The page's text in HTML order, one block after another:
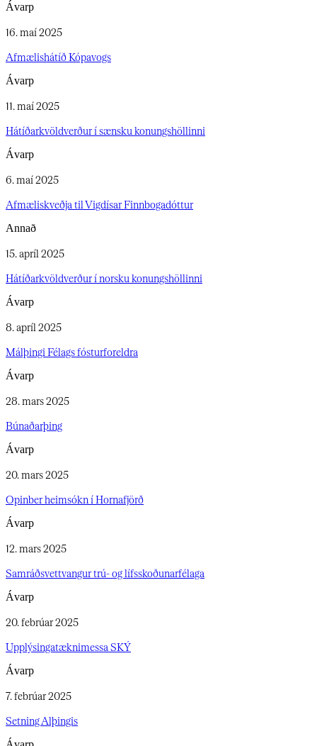
Ávarp
16. maí 2025
Afmælishátíð Kópavogs​​​​‌ ‍ ​‍​‍‌‍ ‌ ​‍‌‍‍‌‌‍‌ ‌‍‍‌‌‍ ‍​‍​‍​ ‍‍​‍​‍‌ ​ ‌‍​‌‌‍ ‍‌‍‍‌‌ ‌​‌ ‍‌​‍ ‍‌‍‍‌‌‍ ​‍​‍​‍ ​​‍​‍‌‍‍​‌ ​‍‌‍‌‌‌‍‌‍​‍​‍​ ‍‍​‍​‍‌‍‍​‌ ‌​‌ ‌​‌ ​​‌ ​ ​‍ ​‍ ‌‍‌‍‌‍ ‌ ​‍‌ ​ ‌‍‌‌‌ ‌​‌‍‍‌​‍ ‌‌‍‍‌‌ ​ ‌‍ ​‌‍​‌‌‍ ‍‌‍‌​‌ ​ ​‍ ‍‌ ‌‍‌‍‌‌‌ ​‍‌‍​ ‌‍‌‌‌‍ ​​‍ ‍‌‍​‌‌ ​​‌ ​​​‍ ‌ ​ ‌ ‌​‌ ‌‌‌‍‌​‌‍‍‌‌‍ ​‍ ‌‍‍‌‌‍ ‍‌ ‌​‌‍‌‌‌‍ ‍‌ ‌​​‍ ‌‍‌‌‌‍‌​‌‍‍‌‌ ‌​​‍ ‌‍ ‌‌‍ ‌‍‌​‌‍‌‌​ ‌‌ ​​‌ ​‍‌‍‌‌‌ ​ ‌‍‌‌‌‍ ‍‌ ‌​‌‍​‌‌ ‌​‌‍‍‌‌‍ ‌‍ ‍​ ‍ ‌‍‍‌‌‍‌​​ ‌​ ​‌​ ‌‍​ ​‍‌‍​ ‌‍​ ​ ‌​​ ​‌​ ‌ ​‍ ‌​ ‌‌​ ​‌​ ​‌‌‍​‍​‍ ‌​ ‌​​ ‌‍‌‍‌‍‌‍​ ​‍ ‌‌‍​‍​ ​​​ ‌‍​ ​‌​‍ ‌​ ‌ ​ ‍​‌‍​‌​ ‍‌‌‍​‍​ ‌‌‌‍‌​‌‍‌​​ ‌‌​ ‌ ‌‍​‍‌‍‌‍​ ‍ ‌ ‌​‌ ‍‌‌ ​​‌‍‌‌​ ‌‌ ​ ‌ ​​‌‍‌‌‌‍‌‌‌‍​ ‌‍‍​​ ‍ ‌ ​​‌‍​‌‌ ‌​‌‍‍​​ ‌‌ ‌​‌‍‍‌‌ ‌​‌‍ ​‌‍‌‌​ ‌‍​‍‌‍​‌‌ ​ ‌‍‌‌‌‌‌‌‌ ​‍‌‍ ​​ ‌‌‍‍​‌ ‌​‌ ‌​‌ ​​‌ ​ ​‍‌‌​ ​‍‌​‌‍​‍‌‌​ ​‍‌​‌‍‌‍‌‍‌‍ ‌ ​‍‌ ​ ‌‍‌‌‌ ‌​‌‍‍‌​‍ ‌‌‍‍‌‌ ​ ‌‍ ​‌‍​‌‌‍ ‍‌‍‌​‌ ​ ​‍ ‍‌ ‌‍‌‍‌‌‌ ​‍‌‍​ ‌‍‌‌‌‍ ​​‍ ‍‌‍​‌‌ ​​‌ ​​​‍‌‌​ ​‍‌​‌‍‌ ​ ‌ ‌​‌ ‌‌‌‍‌​‌‍‍‌‌‍ ​‍‌‍‌‍‍‌‌‍‌​​ ‌​ ​‌​ ‌‍​ ​‍‌‍​ ‌‍​ ​ ‌​​ ​‌​ ‌ ​‍ ‌​ ‌‌​ ​‌​ ​‌‌‍​‍​‍ ‌​ ‌​​ ‌‍‌‍‌‍‌‍​ ​‍ ‌‌‍​‍​ ​​​ ‌‍​ ​‌​‍ ‌​ ‌ ​ ‍​‌‍​‌​ ‍‌‌‍​‍​ ‌‌‌‍‌​‌‍‌​​ ‌‌​ ‌ ‌‍​‍‌‍‌‍​‍‌‍‌ ‌​‌ ‍‌‌ ​​‌‍‌‌​ ‌‌ ​ ‌ ​​‌‍‌‌‌‍‌‌‌‍​ ‌‍‍​​‍‌‍‌ ​​‌‍​‌‌ ‌​‌‍‍​​ ‌‌ ‌​‌‍‍‌‌ ‌​‌‍ ​‌‍‌‌​‍‌‍‌ ​​‌‍‌‌‌ ​‍‌ ​ ‌ ​​‌‍‌‌‌‍​ ‌ ‌​‌‍‍‌‌ ‌‍‌‍‌‌​ ‌‌ ​​‌ ‌‌‌‍​‍‌‍ ​‌‍‍‌‌ ​ ‌‍‍​‌‍‌‌‌‍‌​​‍​‍‌ ‌
Ávarp
11. maí 2025
Hátíðarkvöldverður í sænsku konungshöllinni​​​​‌ ‍ ​‍​‍‌‍ ‌ ​‍‌‍‍‌‌‍‌ ‌‍‍‌‌‍ ‍​‍​‍​ ‍‍​‍​‍‌ ​ ‌‍​‌‌‍ ‍‌‍‍‌‌ ‌​‌ ‍‌​‍ ‍‌‍‍‌‌‍ ​‍​‍​‍ ​​‍​‍‌‍‍​‌ ​‍‌‍‌‌‌‍‌‍​‍​‍​ ‍‍​‍​‍‌‍‍​‌ ‌​‌ ‌​‌ ​​‌ ​ ​‍ ​‍ ‌‍‌‍‌‍ ‌ ​‍‌ ​ ‌‍‌‌‌ ‌​‌‍‍‌​‍ ‌‌‍‍‌‌ ​ ‌‍ ​‌‍​‌‌‍ ‍‌‍‌​‌ ​ ​‍ ‍‌ ‌‍‌‍‌‌‌ ​‍‌‍​ ‌‍‌‌‌‍ ​​‍ ‍‌‍​‌‌ ​​‌ ​​​‍ ‌ ​ ‌ ‌​‌ ‌‌‌‍‌​‌‍‍‌‌‍ ​‍ ‌‍‍‌‌‍ ‍‌ ‌​‌‍‌‌‌‍ ‍‌ ‌​​‍ ‌‍‌‌‌‍‌​‌‍‍‌‌ ‌​​‍ ‌‍ ‌‌‍ ‌‍‌​‌‍‌‌​ ‌‌ ​​‌ ​‍‌‍‌‌‌ ​ ‌‍‌‌‌‍ ‍‌ ‌​‌‍​‌‌ ‌​‌‍‍‌‌‍ ‌‍ ‍​ ‍ ‌‍‍‌‌‍‌​​ ‌‌‍‌‍​ ​​​ ‍​​ ‌ ​ ​ ‌‍​‌​ ‌ ​ ‍​​‍ ‌‌‍‌​​ ‌‌​ ​‌​ ‌‍​‍ ‌​ ‌​​ ‌ ‌‍​‌​ ‌​​‍ ‌‌‍​‌​ ​‌‌‍​‍‌‍​‌​‍ ‌​ ​‍‌‍‌‌​ ​‌‌‍​ ​ ‌‌‌‍​‍‌‍‌​​ ​ ‌‍‌​​ ​​‌‍‌​‌‍​‌​ ‍ ‌ ‌​‌ ‍‌‌ ​​‌‍‌‌​ ‌‌ ​ ‌ ​​‌‍‌‌‌‍‌‌‌‍​ ‌‍‍​​ ‍ ‌ ​​‌‍​‌‌ ‌​‌‍‍​​ ‌‌ ‌​‌‍‍‌‌ ‌​‌‍ ​‌‍‌‌​ ‌‍​‍‌‍​‌‌ ​ ‌‍‌‌‌‌‌‌‌ ​‍‌‍ ​​ ‌‌‍‍​‌ ‌​‌ ‌​‌ ​​‌ ​ ​‍‌‌​ ​‍‌​‌‍​‍‌‌​ ​‍‌​‌‍‌‍‌‍‌‍ ‌ ​‍‌ ​ ‌‍‌‌‌ ‌​‌‍‍‌​‍ ‌‌‍‍‌‌ ​ ‌‍ ​‌‍​‌‌‍ ‍‌‍‌​‌ ​ ​‍ ‍‌ ‌‍‌‍‌‌‌ ​‍‌‍​ ‌‍‌‌‌‍ ​​‍ ‍‌‍​‌‌ ​​‌ ​​​‍‌‌​ ​‍‌​‌‍‌ ​ ‌ ‌​‌ ‌‌‌‍‌​‌‍‍‌‌‍ ​‍‌‍‌‍‍‌‌‍‌​​ ‌‌‍‌‍​ ​​​ ‍​​ ‌ ​ ​ ‌‍​‌​ ‌ ​ ‍​​‍ ‌‌‍‌​​ ‌‌​ ​‌​ ‌‍​‍ ‌​ ‌​​ ‌ ‌‍​‌​ ‌​​‍ ‌‌‍​‌​ ​‌‌‍​‍‌‍​‌​‍ ‌​ ​‍‌‍‌‌​ ​‌‌‍​ ​ ‌‌‌‍​‍‌‍‌​​ ​ ‌‍‌​​ ​​‌‍‌​‌‍​‌​‍‌‍‌ ‌​‌ ‍‌‌ ​​‌‍‌‌​ ‌‌ ​ ‌ ​​‌‍‌‌‌‍‌‌‌‍​ ‌‍‍​​‍‌‍‌ ​​‌‍​‌‌ ‌​‌‍‍​​ ‌‌ ‌​‌‍‍‌‌ ‌​‌‍ ​‌‍‌‌​‍‌‍‌ ​​‌‍‌‌‌ ​‍‌ ​ ‌ ​​‌‍‌‌‌‍​ ‌ ‌​‌‍‍‌‌ ‌‍‌‍‌‌​ ‌‌ ​​‌ ‌‌‌‍​‍‌‍ ​‌‍‍‌‌ ​ ‌‍‍​‌‍‌‌‌‍‌​​‍​‍‌ ‌
Ávarp
6. maí 2025
Afmæliskveðja til Vigdísar Finnbogadóttur​​​​‌ ‍ ​‍​‍‌‍ ‌ ​‍‌‍‍‌‌‍‌ ‌‍‍‌‌‍ ‍​‍​‍​ ‍‍​‍​‍‌ ​ ‌‍​‌‌‍ ‍‌‍‍‌‌ ‌​‌ ‍‌​‍ ‍‌‍‍‌‌‍ ​‍​‍​‍ ​​‍​‍‌‍‍​‌ ​‍‌‍‌‌‌‍‌‍​‍​‍​ ‍‍​‍​‍‌‍‍​‌ ‌​‌ ‌​‌ ​​‌ ​ ​‍ ​‍ ‌‍‌‍‌‍ ‌ ​‍‌ ​ ‌‍‌‌‌ ‌​‌‍‍‌​‍ ‌‌‍‍‌‌ ​ ‌‍ ​‌‍​‌‌‍ ‍‌‍‌​‌ ​ ​‍ ‍‌ ‌‍‌‍‌‌‌ ​‍‌‍​ ‌‍‌‌‌‍ ​​‍ ‍‌‍​‌‌ ​​‌ ​​​‍ ‌ ​ ‌ ‌​‌ ‌‌‌‍‌​‌‍‍‌‌‍ ​‍ ‌‍‍‌‌‍ ‍‌ ‌​‌‍‌‌‌‍ ‍‌ ‌​​‍ ‌‍‌‌‌‍‌​‌‍‍‌‌ ‌​​‍ ‌‍ ‌‌‍ ‌‍‌​‌‍‌‌​ ‌‌ ​​‌ ​‍‌‍‌‌‌ ​ ‌‍‌‌‌‍ ‍‌ ‌​‌‍​‌‌ ‌​‌‍‍‌‌‍ ‌‍ ‍​ ‍ ‌‍‍‌‌‍‌​​ ‌‌‍‌‌​ ​‍​ ​‍​ ​​‌‍​ ‌‍‌‌​ ‌​​ ‌​​‍ ‌​ ‌​‌‍‌‍‌‍‌‌​ ​‍​‍ ‌​ ‌​‌‍​ ​ ‌‍​ ‌‍​‍ ‌​ ‍‌‌‍‌​‌‍​‌‌‍‌​​‍ ‌​ ​ ‌‍‌‌‌‍​ ‌‍‌​‌‍​‍​ ‍​​ ​​‌‍‌‌​ ‌ ‌‍‌​‌‍‌‍‌‍‌‍​ ‍ ‌ ‌​‌ ‍‌‌ ​​‌‍‌‌​ ‌‌ ​ ‌ ​​‌‍‌‌‌‍‌‌‌‍​ ‌‍‍​​ ‍ ‌ ​​‌‍​‌‌ ‌​‌‍‍​​ ‌‌ ‌​‌‍‍‌‌ ‌​‌‍ ​‌‍‌‌​ ‌‍​‍‌‍​‌‌ ​ ‌‍‌‌‌‌‌‌‌ ​‍‌‍ ​​ ‌‌‍‍​‌ ‌​‌ ‌​‌ ​​‌ ​ ​‍‌‌​ ​‍‌​‌‍​‍‌‌​ ​‍‌​‌‍‌‍‌‍‌‍ ‌ ​‍‌ ​ ‌‍‌‌‌ ‌​‌‍‍‌​‍ ‌‌‍‍‌‌ ​ ‌‍ ​‌‍​‌‌‍ ‍‌‍‌​‌ ​ ​‍ ‍‌ ‌‍‌‍‌‌‌ ​‍‌‍​ ‌‍‌‌‌‍ ​​‍ ‍‌‍​‌‌ ​​‌ ​​​‍‌‌​ ​‍‌​‌‍‌ ​ ‌ ‌​‌ ‌‌‌‍‌​‌‍‍‌‌‍ ​‍‌‍‌‍‍‌‌‍‌​​ ‌‌‍‌‌​ ​‍​ ​‍​ ​​‌‍​ ‌‍‌‌​ ‌​​ ‌​​‍ ‌​ ‌​‌‍‌‍‌‍‌‌​ ​‍​‍ ‌​ ‌​‌‍​ ​ ‌‍​ ‌‍​‍ ‌​ ‍‌‌‍‌​‌‍​‌‌‍‌​​‍ ‌​ ​ ‌‍‌‌‌‍​ ‌‍‌​‌‍​‍​ ‍​​ ​​‌‍‌‌​ ‌ ‌‍‌​‌‍‌‍‌‍‌‍​‍‌‍‌ ‌​‌ ‍‌‌ ​​‌‍‌‌​ ‌‌ ​ ‌ ​​‌‍‌‌‌‍‌‌‌‍​ ‌‍‍​​‍‌‍‌ ​​‌‍​‌‌ ‌​‌‍‍​​ ‌‌ ‌​‌‍‍‌‌ ‌​‌‍ ​‌‍‌‌​‍‌‍‌ ​​‌‍‌‌‌ ​‍‌ ​ ‌ ​​‌‍‌‌‌‍​ ‌ ‌​‌‍‍‌‌ ‌‍‌‍‌‌​ ‌‌ ​​‌ ‌‌‌‍​‍‌‍ ​‌‍‍‌‌ ​ ‌‍‍​‌‍‌‌‌‍‌​​‍​‍‌ ‌
Annað
15. apríl 2025
Hátíðarkvöldverður í norsku konungshöllinni​​​​‌ ‍ ​‍​‍‌‍ ‌ ​‍‌‍‍‌‌‍‌ ‌‍‍‌‌‍ ‍​‍​‍​ ‍‍​‍​‍‌ ​ ‌‍​‌‌‍ ‍‌‍‍‌‌ ‌​‌ ‍‌​‍ ‍‌‍‍‌‌‍ ​‍​‍​‍ ​​‍​‍‌‍‍​‌ ​‍‌‍‌‌‌‍‌‍​‍​‍​ ‍‍​‍​‍‌‍‍​‌ ‌​‌ ‌​‌ ​​‌ ​ ​‍ ​‍ ‌‍‌‍‌‍ ‌ ​‍‌ ​ ‌‍‌‌‌ ‌​‌‍‍‌​‍ ‌‌‍‍‌‌ ​ ‌‍ ​‌‍​‌‌‍ ‍‌‍‌​‌ ​ ​‍ ‍‌ ‌‍‌‍‌‌‌ ​‍‌‍​ ‌‍‌‌‌‍ ​​‍ ‍‌‍​‌‌ ​​‌ ​​​‍ ‌ ​ ‌ ‌​‌ ‌‌‌‍‌​‌‍‍‌‌‍ ​‍ ‌‍‍‌‌‍ ‍‌ ‌​‌‍‌‌‌‍ ‍‌ ‌​​‍ ‌‍‌‌‌‍‌​‌‍‍‌‌ ‌​​‍ ‌‍ ‌‌‍ ‌‍‌​‌‍‌‌​ ‌‌ ​​‌ ​‍‌‍‌‌‌ ​ ‌‍‌‌‌‍ ‍‌ ‌​‌‍​‌‌ ‌​‌‍‍‌‌‍ ‌‍ ‍​ ‍ ‌‍‍‌‌‍‌​​ ‌‌‍‌​​ ‌​​ ​‌​ ​‌​ ‍‌​ ​ ‌‍‌‍​ ‌ ​‍ ‌‌‍​ ​ ​ ​ ​‍​ ​ ​‍ ‌​ ‌​‌‍​‍​ ‌​‌‍​‌​‍ ‌​ ‍‌​ ‌ ‌‍‌‍​ ​​​‍ ‌​ ‌‌​ ‍‌‌‍‌​​ ​‌​ ​‌‌‍​‌​ ‌​​ ​‍‌‍‌‍​ ‌ ‌‍‌‍​ ‍‌​ ‍ ‌ ‌​‌ ‍‌‌ ​​‌‍‌‌​ ‌‌ ​ ‌ ​​‌‍‌‌‌‍‌‌‌‍​ ‌‍‍​​ ‍ ‌ ​​‌‍​‌‌ ‌​‌‍‍​​ ‌‌ ‌​‌‍‍‌‌ ‌​‌‍ ​‌‍‌‌​ ‌‍​‍‌‍​‌‌ ​ ‌‍‌‌‌‌‌‌‌ ​‍‌‍ ​​ ‌‌‍‍​‌ ‌​‌ ‌​‌ ​​‌ ​ ​‍‌‌​ ​‍‌​‌‍​‍‌‌​ ​‍‌​‌‍‌‍‌‍‌‍ ‌ ​‍‌ ​ ‌‍‌‌‌ ‌​‌‍‍‌​‍ ‌‌‍‍‌‌ ​ ‌‍ ​‌‍​‌‌‍ ‍‌‍‌​‌ ​ ​‍ ‍‌ ‌‍‌‍‌‌‌ ​‍‌‍​ ‌‍‌‌‌‍ ​​‍ ‍‌‍​‌‌ ​​‌ ​​​‍‌‌​ ​‍‌​‌‍‌ ​ ‌ ‌​‌ ‌‌‌‍‌​‌‍‍‌‌‍ ​‍‌‍‌‍‍‌‌‍‌​​ ‌‌‍‌​​ ‌​​ ​‌​ ​‌​ ‍‌​ ​ ‌‍‌‍​ ‌ ​‍ ‌‌‍​ ​ ​ ​ ​‍​ ​ ​‍ ‌​ ‌​‌‍​‍​ ‌​‌‍​‌​‍ ‌​ ‍‌​ ‌ ‌‍‌‍​ ​​​‍ ‌​ ‌‌​ ‍‌‌‍‌​​ ​‌​ ​‌‌‍​‌​ ‌​​ ​‍‌‍‌‍​ ‌ ‌‍‌‍​ ‍‌​‍‌‍‌ ‌​‌ ‍‌‌ ​​‌‍‌‌​ ‌‌ ​ ‌ ​​‌‍‌‌‌‍‌‌‌‍​ ‌‍‍​​‍‌‍‌ ​​‌‍​‌‌ ‌​‌‍‍​​ ‌‌ ‌​‌‍‍‌‌ ‌​‌‍ ​‌‍‌‌​‍‌‍‌ ​​‌‍‌‌‌ ​‍‌ ​ ‌ ​​‌‍‌‌‌‍​ ‌ ‌​‌‍‍‌‌ ‌‍‌‍‌‌​ ‌‌ ​​‌ ‌‌‌‍​‍‌‍ ​‌‍‍‌‌ ​ ‌‍‍​‌‍‌‌‌‍‌​​‍​‍‌ ‌
Ávarp
8. apríl 2025
Málþingi Félags fósturforeldra​​​​‌ ‍ ​‍​‍‌‍ ‌ ​‍‌‍‍‌‌‍‌ ‌‍‍‌‌‍ ‍​‍​‍​ ‍‍​‍​‍‌ ​ ‌‍​‌‌‍ ‍‌‍‍‌‌ ‌​‌ ‍‌​‍ ‍‌‍‍‌‌‍ ​‍​‍​‍ ​​‍​‍‌‍‍​‌ ​‍‌‍‌‌‌‍‌‍​‍​‍​ ‍‍​‍​‍‌‍‍​‌ ‌​‌ ‌​‌ ​​‌ ​ ​‍ ​‍ ‌‍‌‍‌‍ ‌ ​‍‌ ​ ‌‍‌‌‌ ‌​‌‍‍‌​‍ ‌‌‍‍‌‌ ​ ‌‍ ​‌‍​‌‌‍ ‍‌‍‌​‌ ​ ​‍ ‍‌ ‌‍‌‍‌‌‌ ​‍‌‍​ ‌‍‌‌‌‍ ​​‍ ‍‌‍​‌‌ ​​‌ ​​​‍ ‌ ​ ‌ ‌​‌ ‌‌‌‍‌​‌‍‍‌‌‍ ​‍ ‌‍‍‌‌‍ ‍‌ ‌​‌‍‌‌‌‍ ‍‌ ‌​​‍ ‌‍‌‌‌‍‌​‌‍‍‌‌ ‌​​‍ ‌‍ ‌‌‍ ‌‍‌​‌‍‌‌​ ‌‌ ​​‌ ​‍‌‍‌‌‌ ​ ‌‍‌‌‌‍ ‍‌ ‌​‌‍​‌‌ ‌​‌‍‍‌‌‍ ‌‍ ‍​ ‍ ‌‍‍‌‌‍‌​​ ‌​ ​‌​ ‍​‌‍‌‌‌‍‌‍‌‍​ ​ ​​‌‍‌‍‌‍‌‌​‍ ‌‌‍​ ‌‍​‌​ ‍​‌‍​‌​‍ ‌​ ‌​‌‍​‍​ ‍‌‌‍​ ​‍ ‌‌‍​‍​ ​‍‌‍‌​‌‍​‌​‍ ‌​ ​‍​ ‌‌​ ​ ‌‍​ ‌‍‌‍​ ‌‍​ ‌​‌‍​‍‌‍​‍‌‍​‌‌‍‌‍​ ‌‌​ ‍ ‌ ‌​‌ ‍‌‌ ​​‌‍‌‌​ ‌‌ ​ ‌ ​​‌‍‌‌‌‍‌‌‌‍​ ‌‍‍​​ ‍ ‌ ​​‌‍​‌‌ ‌​‌‍‍​​ ‌‌ ‌​‌‍‍‌‌ ‌​‌‍ ​‌‍‌‌​ ‌‍​‍‌‍​‌‌ ​ ‌‍‌‌‌‌‌‌‌ ​‍‌‍ ​​ ‌‌‍‍​‌ ‌​‌ ‌​‌ ​​‌ ​ ​‍‌‌​ ​‍‌​‌‍​‍‌‌​ ​‍‌​‌‍‌‍‌‍‌‍ ‌ ​‍‌ ​ ‌‍‌‌‌ ‌​‌‍‍‌​‍ ‌‌‍‍‌‌ ​ ‌‍ ​‌‍​‌‌‍ ‍‌‍‌​‌ ​ ​‍ ‍‌ ‌‍‌‍‌‌‌ ​‍‌‍​ ‌‍‌‌‌‍ ​​‍ ‍‌‍​‌‌ ​​‌ ​​​‍‌‌​ ​‍‌​‌‍‌ ​ ‌ ‌​‌ ‌‌‌‍‌​‌‍‍‌‌‍ ​‍‌‍‌‍‍‌‌‍‌​​ ‌​ ​‌​ ‍​‌‍‌‌‌‍‌‍‌‍​ ​ ​​‌‍‌‍‌‍‌‌​‍ ‌‌‍​ ‌‍​‌​ ‍​‌‍​‌​‍ ‌​ ‌​‌‍​‍​ ‍‌‌‍​ ​‍ ‌‌‍​‍​ ​‍‌‍‌​‌‍​‌​‍ ‌​ ​‍​ ‌‌​ ​ ‌‍​ ‌‍‌‍​ ‌‍​ ‌​‌‍​‍‌‍​‍‌‍​‌‌‍‌‍​ ‌‌​‍‌‍‌ ‌​‌ ‍‌‌ ​​‌‍‌‌​ ‌‌ ​ ‌ ​​‌‍‌‌‌‍‌‌‌‍​ ‌‍‍​​‍‌‍‌ ​​‌‍​‌‌ ‌​‌‍‍​​ ‌‌ ‌​‌‍‍‌‌ ‌​‌‍ ​‌‍‌‌​‍‌‍‌ ​​‌‍‌‌‌ ​‍‌ ​ ‌ ​​‌‍‌‌‌‍​ ‌ ‌​‌‍‍‌‌ ‌‍‌‍‌‌​ ‌‌ ​​‌ ‌‌‌‍​‍‌‍ ​‌‍‍‌‌ ​ ‌‍‍​‌‍‌‌‌‍‌​​‍​‍‌ ‌
Ávarp
28. mars 2025
Búnaðarþing​​​​‌ ‍ ​‍​‍‌‍ ‌ ​‍‌‍‍‌‌‍‌ ‌‍‍‌‌‍ ‍​‍​‍​ ‍‍​‍​‍‌ ​ ‌‍​‌‌‍ ‍‌‍‍‌‌ ‌​‌ ‍‌​‍ ‍‌‍‍‌‌‍ ​‍​‍​‍ ​​‍​‍‌‍‍​‌ ​‍‌‍‌‌‌‍‌‍​‍​‍​ ‍‍​‍​‍‌‍‍​‌ ‌​‌ ‌​‌ ​​‌ ​ ​‍ ​‍ ‌‍‌‍‌‍ ‌ ​‍‌ ​ ‌‍‌‌‌ ‌​‌‍‍‌​‍ ‌‌‍‍‌‌ ​ ‌‍ ​‌‍​‌‌‍ ‍‌‍‌​‌ ​ ​‍ ‍‌ ‌‍‌‍‌‌‌ ​‍‌‍​ ‌‍‌‌‌‍ ​​‍ ‍‌‍​‌‌ ​​‌ ​​​‍ ‌ ​ ‌ ‌​‌ ‌‌‌‍‌​‌‍‍‌‌‍ ​‍ ‌‍‍‌‌‍ ‍‌ ‌​‌‍‌‌‌‍ ‍‌ ‌​​‍ ‌‍‌‌‌‍‌​‌‍‍‌‌ ‌​​‍ ‌‍ ‌‌‍ ‌‍‌​‌‍‌‌​ ‌‌ ​​‌ ​‍‌‍‌‌‌ ​ ‌‍‌‌‌‍ ‍‌ ‌​‌‍​‌‌ ‌​‌‍‍‌‌‍ ‌‍ ‍​ ‍ ‌‍‍‌‌‍‌​​ ‌​ ​ ​ ​ ‌‍‌‍‌‍​‌‌‍‌​​ ​‍‌‍‌​​ ‍​​‍ ‌​ ‌‌​ ‌​​ ​‍​ ​‌​‍ ‌​ ‌​​ ‌‌‌‍‌‌​ ​‌​‍ ‌​ ‍​​ ​‍​ ​​​ ‌​​‍ ‌​ ​‍​ ​ ​ ​​​ ‌​‌‍‌​‌‍‌​​ ​​​ ‌ ‌‍​‌​ ​‍‌‍‌​​ ​‍​ ‍ ‌ ‌​‌ ‍‌‌ ​​‌‍‌‌​ ‌‌ ​ ‌ ​​‌‍‌‌‌‍‌‌‌‍​ ‌‍‍​​ ‍ ‌ ​​‌‍​‌‌ ‌​‌‍‍​​ ‌‌ ‌​‌‍‍‌‌ ‌​‌‍ ​‌‍‌‌​ ‌‍​‍‌‍​‌‌ ​ ‌‍‌‌‌‌‌‌‌ ​‍‌‍ ​​ ‌‌‍‍​‌ ‌​‌ ‌​‌ ​​‌ ​ ​‍‌‌​ ​‍‌​‌‍​‍‌‌​ ​‍‌​‌‍‌‍‌‍‌‍ ‌ ​‍‌ ​ ‌‍‌‌‌ ‌​‌‍‍‌​‍ ‌‌‍‍‌‌ ​ ‌‍ ​‌‍​‌‌‍ ‍‌‍‌​‌ ​ ​‍ ‍‌ ‌‍‌‍‌‌‌ ​‍‌‍​ ‌‍‌‌‌‍ ​​‍ ‍‌‍​‌‌ ​​‌ ​​​‍‌‌​ ​‍‌​‌‍‌ ​ ‌ ‌​‌ ‌‌‌‍‌​‌‍‍‌‌‍ ​‍‌‍‌‍‍‌‌‍‌​​ ‌​ ​ ​ ​ ‌‍‌‍‌‍​‌‌‍‌​​ ​‍‌‍‌​​ ‍​​‍ ‌​ ‌‌​ ‌​​ ​‍​ ​‌​‍ ‌​ ‌​​ ‌‌‌‍‌‌​ ​‌​‍ ‌​ ‍​​ ​‍​ ​​​ ‌​​‍ ‌​ ​‍​ ​ ​ ​​​ ‌​‌‍‌​‌‍‌​​ ​​​ ‌ ‌‍​‌​ ​‍‌‍‌​​ ​‍​‍‌‍‌ ‌​‌ ‍‌‌ ​​‌‍‌‌​ ‌‌ ​ ‌ ​​‌‍‌‌‌‍‌‌‌‍​ ‌‍‍​​‍‌‍‌ ​​‌‍​‌‌ ‌​‌‍‍​​ ‌‌ ‌​‌‍‍‌‌ ‌​‌‍ ​‌‍‌‌​‍‌‍‌ ​​‌‍‌‌‌ ​‍‌ ​ ‌ ​​‌‍‌‌‌‍​ ‌ ‌​‌‍‍‌‌ ‌‍‌‍‌‌​ ‌‌ ​​‌ ‌‌‌‍​‍‌‍ ​‌‍‍‌‌ ​ ‌‍‍​‌‍‌‌‌‍‌​​‍​‍‌ ‌
Ávarp
20. mars 2025
Opinber heimsókn í Hornafjörð​​​​‌ ‍ ​‍​‍‌‍ ‌ ​‍‌‍‍‌‌‍‌ ‌‍‍‌‌‍ ‍​‍​‍​ ‍‍​‍​‍‌ ​ ‌‍​‌‌‍ ‍‌‍‍‌‌ ‌​‌ ‍‌​‍ ‍‌‍‍‌‌‍ ​‍​‍​‍ ​​‍​‍‌‍‍​‌ ​‍‌‍‌‌‌‍‌‍​‍​‍​ ‍‍​‍​‍‌‍‍​‌ ‌​‌ ‌​‌ ​​‌ ​ ​‍ ​‍ ‌‍‌‍‌‍ ‌ ​‍‌ ​ ‌‍‌‌‌ ‌​‌‍‍‌​‍ ‌‌‍‍‌‌ ​ ‌‍ ​‌‍​‌‌‍ ‍‌‍‌​‌ ​ ​‍ ‍‌ ‌‍‌‍‌‌‌ ​‍‌‍​ ‌‍‌‌‌‍ ​​‍ ‍‌‍​‌‌ ​​‌ ​​​‍ ‌ ​ ‌ ‌​‌ ‌‌‌‍‌​‌‍‍‌‌‍ ​‍ ‌‍‍‌‌‍ ‍‌ ‌​‌‍‌‌‌‍ ‍‌ ‌​​‍ ‌‍‌‌‌‍‌​‌‍‍‌‌ ‌​​‍ ‌‍ ‌‌‍ ‌‍‌​‌‍‌‌​ ‌‌ ​​‌ ​‍‌‍‌‌‌ ​ ‌‍‌‌‌‍ ‍‌ ‌​‌‍​‌‌ ‌​‌‍‍‌‌‍ ‌‍ ‍​ ‍ ‌‍‍‌‌‍‌​​ ‌‌‍​‌‌‍​‌​ ‍​​ ​​​ ‌​‌‍​ ‌‍‌‍​ ​​​‍ ‌​ ​​​ ​‍​ ‌‍​ ​‍​‍ ‌​ ‌​​ ​‍​ ‍​​ ‌​​‍ ‌​ ‍​‌‍‌​‌‍​‌​ ​‌​‍ ‌​ ​‌‌‍​‌‌‍​‌‌‍‌‌​ ​‌​ ​‌​ ​​​ ​ ​ ‍​‌‍​‍​ ‍​​ ​‍​ ‍ ‌ ‌​‌ ‍‌‌ ​​‌‍‌‌​ ‌‌ ​ ‌ ​​‌‍‌‌‌‍‌‌‌‍​ ‌‍‍​​ ‍ ‌ ​​‌‍​‌‌ ‌​‌‍‍​​ ‌‌ ‌​‌‍‍‌‌ ‌​‌‍ ​‌‍‌‌​ ‌‍​‍‌‍​‌‌ ​ ‌‍‌‌‌‌‌‌‌ ​‍‌‍ ​​ ‌‌‍‍​‌ ‌​‌ ‌​‌ ​​‌ ​ ​‍‌‌​ ​‍‌​‌‍​‍‌‌​ ​‍‌​‌‍‌‍‌‍‌‍ ‌ ​‍‌ ​ ‌‍‌‌‌ ‌​‌‍‍‌​‍ ‌‌‍‍‌‌ ​ ‌‍ ​‌‍​‌‌‍ ‍‌‍‌​‌ ​ ​‍ ‍‌ ‌‍‌‍‌‌‌ ​‍‌‍​ ‌‍‌‌‌‍ ​​‍ ‍‌‍​‌‌ ​​‌ ​​​‍‌‌​ ​‍‌​‌‍‌ ​ ‌ ‌​‌ ‌‌‌‍‌​‌‍‍‌‌‍ ​‍‌‍‌‍‍‌‌‍‌​​ ‌‌‍​‌‌‍​‌​ ‍​​ ​​​ ‌​‌‍​ ‌‍‌‍​ ​​​‍ ‌​ ​​​ ​‍​ ‌‍​ ​‍​‍ ‌​ ‌​​ ​‍​ ‍​​ ‌​​‍ ‌​ ‍​‌‍‌​‌‍​‌​ ​‌​‍ ‌​ ​‌‌‍​‌‌‍​‌‌‍‌‌​ ​‌​ ​‌​ ​​​ ​ ​ ‍​‌‍​‍​ ‍​​ ​‍​‍‌‍‌ ‌​‌ ‍‌‌ ​​‌‍‌‌​ ‌‌ ​ ‌ ​​‌‍‌‌‌‍‌‌‌‍​ ‌‍‍​​‍‌‍‌ ​​‌‍​‌‌ ‌​‌‍‍​​ ‌‌ ‌​‌‍‍‌‌ ‌​‌‍ ​‌‍‌‌​‍‌‍‌ ​​‌‍‌‌‌ ​‍‌ ​ ‌ ​​‌‍‌‌‌‍​ ‌ ‌​‌‍‍‌‌ ‌‍‌‍‌‌​ ‌‌ ​​‌ ‌‌‌‍​‍‌‍ ​‌‍‍‌‌ ​ ‌‍‍​‌‍‌‌‌‍‌​​‍​‍‌ ‌
Ávarp
12. mars 2025
Samráðsvettvangur trú- og lífsskoðunarfélaga​​​​‌ ‍ ​‍​‍‌‍ ‌ ​‍‌‍‍‌‌‍‌ ‌‍‍‌‌‍ ‍​‍​‍​ ‍‍​‍​‍‌ ​ ‌‍​‌‌‍ ‍‌‍‍‌‌ ‌​‌ ‍‌​‍ ‍‌‍‍‌‌‍ ​‍​‍​‍ ​​‍​‍‌‍‍​‌ ​‍‌‍‌‌‌‍‌‍​‍​‍​ ‍‍​‍​‍‌‍‍​‌ ‌​‌ ‌​‌ ​​‌ ​ ​‍ ​‍ ‌‍‌‍‌‍ ‌ ​‍‌ ​ ‌‍‌‌‌ ‌​‌‍‍‌​‍ ‌‌‍‍‌‌ ​ ‌‍ ​‌‍​‌‌‍ ‍‌‍‌​‌ ​ ​‍ ‍‌ ‌‍‌‍‌‌‌ ​‍‌‍​ ‌‍‌‌‌‍ ​​‍ ‍‌‍​‌‌ ​​‌ ​​​‍ ‌ ​ ‌ ‌​‌ ‌‌‌‍‌​‌‍‍‌‌‍ ​‍ ‌‍‍‌‌‍ ‍‌ ‌​‌‍‌‌‌‍ ‍‌ ‌​​‍ ‌‍‌‌‌‍‌​‌‍‍‌‌ ‌​​‍ ‌‍ ‌‌‍ ‌‍‌​‌‍‌‌​ ‌‌ ​​‌ ​‍‌‍‌‌‌ ​ ‌‍‌‌‌‍ ‍‌ ‌​‌‍​‌‌ ‌​‌‍‍‌‌‍ ‌‍ ‍​ ‍ ‌‍‍‌‌‍‌​​ ‌​ ​ ‌‍​‍‌‍‌‌​ ‌ ​ ‌‍‌‍‌‌‌‍​‍​ ‌‌​‍ ‌​ ‍​​ ​ ‌‍​‍​ ​‍​‍ ‌​ ‌​​ ‌‍​ ‍​​ ‌‍​‍ ‌​ ‍​​ ‍‌‌‍‌​​ ‌‌​‍ ‌​ ‍​​ ​‍​ ​‌​ ​​​ ‍‌​ ‌​‌‍​ ​ ​‌​ ‌​‌‍‌‍‌‍​‌‌‍​‍​ ‍ ‌ ‌​‌ ‍‌‌ ​​‌‍‌‌​ ‌‌ ​ ‌ ​​‌‍‌‌‌‍‌‌‌‍​ ‌‍‍​​ ‍ ‌ ​​‌‍​‌‌ ‌​‌‍‍​​ ‌‌ ‌​‌‍‍‌‌ ‌​‌‍ ​‌‍‌‌​ ‌‍​‍‌‍​‌‌ ​ ‌‍‌‌‌‌‌‌‌ ​‍‌‍ ​​ ‌‌‍‍​‌ ‌​‌ ‌​‌ ​​‌ ​ ​‍‌‌​ ​‍‌​‌‍​‍‌‌​ ​‍‌​‌‍‌‍‌‍‌‍ ‌ ​‍‌ ​ ‌‍‌‌‌ ‌​‌‍‍‌​‍ ‌‌‍‍‌‌ ​ ‌‍ ​‌‍​‌‌‍ ‍‌‍‌​‌ ​ ​‍ ‍‌ ‌‍‌‍‌‌‌ ​‍‌‍​ ‌‍‌‌‌‍ ​​‍ ‍‌‍​‌‌ ​​‌ ​​​‍‌‌​ ​‍‌​‌‍‌ ​ ‌ ‌​‌ ‌‌‌‍‌​‌‍‍‌‌‍ ​‍‌‍‌‍‍‌‌‍‌​​ ‌​ ​ ‌‍​‍‌‍‌‌​ ‌ ​ ‌‍‌‍‌‌‌‍​‍​ ‌‌​‍ ‌​ ‍​​ ​ ‌‍​‍​ ​‍​‍ ‌​ ‌​​ ‌‍​ ‍​​ ‌‍​‍ ‌​ ‍​​ ‍‌‌‍‌​​ ‌‌​‍ ‌​ ‍​​ ​‍​ ​‌​ ​​​ ‍‌​ ‌​‌‍​ ​ ​‌​ ‌​‌‍‌‍‌‍​‌‌‍​‍​‍‌‍‌ ‌​‌ ‍‌‌ ​​‌‍‌‌​ ‌‌ ​ ‌ ​​‌‍‌‌‌‍‌‌‌‍​ ‌‍‍​​‍‌‍‌ ​​‌‍​‌‌ ‌​‌‍‍​​ ‌‌ ‌​‌‍‍‌‌ ‌​‌‍ ​‌‍‌‌​‍‌‍‌ ​​‌‍‌‌‌ ​‍‌ ​ ‌ ​​‌‍‌‌‌‍​ ‌ ‌​‌‍‍‌‌ ‌‍‌‍‌‌​ ‌‌ ​​‌ ‌‌‌‍​‍‌‍ ​‌‍‍‌‌ ​ ‌‍‍​‌‍‌‌‌‍‌​​‍​‍‌ ‌
Ávarp
20. febrúar 2025
Upplýsingatæknimessa SKÝ​​​​‌ ‍ ​‍​‍‌‍ ‌ ​‍‌‍‍‌‌‍‌ ‌‍‍‌‌‍ ‍​‍​‍​ ‍‍​‍​‍‌ ​ ‌‍​‌‌‍ ‍‌‍‍‌‌ ‌​‌ ‍‌​‍ ‍‌‍‍‌‌‍ ​‍​‍​‍ ​​‍​‍‌‍‍​‌ ​‍‌‍‌‌‌‍‌‍​‍​‍​ ‍‍​‍​‍‌‍‍​‌ ‌​‌ ‌​‌ ​​‌ ​ ​‍ ​‍ ‌‍‌‍‌‍ ‌ ​‍‌ ​ ‌‍‌‌‌ ‌​‌‍‍‌​‍ ‌‌‍‍‌‌ ​ ‌‍ ​‌‍​‌‌‍ ‍‌‍‌​‌ ​ ​‍ ‍‌ ‌‍‌‍‌‌‌ ​‍‌‍​ ‌‍‌‌‌‍ ​​‍ ‍‌‍​‌‌ ​​‌ ​​​‍ ‌ ​ ‌ ‌​‌ ‌‌‌‍‌​‌‍‍‌‌‍ ​‍ ‌‍‍‌‌‍ ‍‌ ‌​‌‍‌‌‌‍ ‍‌ ‌​​‍ ‌‍‌‌‌‍‌​‌‍‍‌‌ ‌​​‍ ‌‍ ‌‌‍ ‌‍‌​‌‍‌‌​ ‌‌ ​​‌ ​‍‌‍‌‌‌ ​ ‌‍‌‌‌‍ ‍‌ ‌​‌‍​‌‌ ‌​‌‍‍‌‌‍ ‌‍ ‍​ ‍ ‌‍‍‌‌‍‌​​ ‌‌‍‌‌​ ‍‌​ ​ ​ ‌ ​ ​‍​ ‌ ‌‍‌‌​ ​​​‍ ‌‌‍​‌​ ​‍​ ‌‍​ ​‌​‍ ‌​ ‌​‌‍​ ‌‍‌‌‌‍​‍​‍ ‌​ ‍‌​ ‍‌‌‍‌​​ ‌‌​‍ ‌‌‍‌​​ ​‍​ ‍​​ ​ ‌‍‌​‌‍​ ​ ‌‌​ ‌‍​ ​‌​ ‍‌‌‍​‌‌‍​‍​ ‍ ‌ ‌​‌ ‍‌‌ ​​‌‍‌‌​ ‌‌ ​ ‌ ​​‌‍‌‌‌‍‌‌‌‍​ ‌‍‍​​ ‍ ‌ ​​‌‍​‌‌ ‌​‌‍‍​​ ‌‌ ‌​‌‍‍‌‌ ‌​‌‍ ​‌‍‌‌​ ‌‍​‍‌‍​‌‌ ​ ‌‍‌‌‌‌‌‌‌ ​‍‌‍ ​​ ‌‌‍‍​‌ ‌​‌ ‌​‌ ​​‌ ​ ​‍‌‌​ ​‍‌​‌‍​‍‌‌​ ​‍‌​‌‍‌‍‌‍‌‍ ‌ ​‍‌ ​ ‌‍‌‌‌ ‌​‌‍‍‌​‍ ‌‌‍‍‌‌ ​ ‌‍ ​‌‍​‌‌‍ ‍‌‍‌​‌ ​ ​‍ ‍‌ ‌‍‌‍‌‌‌ ​‍‌‍​ ‌‍‌‌‌‍ ​​‍ ‍‌‍​‌‌ ​​‌ ​​​‍‌‌​ ​‍‌​‌‍‌ ​ ‌ ‌​‌ ‌‌‌‍‌​‌‍‍‌‌‍ ​‍‌‍‌‍‍‌‌‍‌​​ ‌‌‍‌‌​ ‍‌​ ​ ​ ‌ ​ ​‍​ ‌ ‌‍‌‌​ ​​​‍ ‌‌‍​‌​ ​‍​ ‌‍​ ​‌​‍ ‌​ ‌​‌‍​ ‌‍‌‌‌‍​‍​‍ ‌​ ‍‌​ ‍‌‌‍‌​​ ‌‌​‍ ‌‌‍‌​​ ​‍​ ‍​​ ​ ‌‍‌​‌‍​ ​ ‌‌​ ‌‍​ ​‌​ ‍‌‌‍​‌‌‍​‍​‍‌‍‌ ‌​‌ ‍‌‌ ​​‌‍‌‌​ ‌‌ ​ ‌ ​​‌‍‌‌‌‍‌‌‌‍​ ‌‍‍​​‍‌‍‌ ​​‌‍​‌‌ ‌​‌‍‍​​ ‌‌ ‌​‌‍‍‌‌ ‌​‌‍ ​‌‍‌‌​‍‌‍‌ ​​‌‍‌‌‌ ​‍‌ ​ ‌ ​​‌‍‌‌‌‍​ ‌ ‌​‌‍‍‌‌ ‌‍‌‍‌‌​ ‌‌ ​​‌ ‌‌‌‍​‍‌‍ ​‌‍‍‌‌ ​ ‌‍‍​‌‍‌‌‌‍‌​​‍​‍‌ ‌
Ávarp
7. febrúar 2025
Setning Alþingis​​​​‌ ‍ ​‍​‍‌‍ ‌ ​‍‌‍‍‌‌‍‌ ‌‍‍‌‌‍ ‍​‍​‍​ ‍‍​‍​‍‌ ​ ‌‍​‌‌‍ ‍‌‍‍‌‌ ‌​‌ ‍‌​‍ ‍‌‍‍‌‌‍ ​‍​‍​‍ ​​‍​‍‌‍‍​‌ ​‍‌‍‌‌‌‍‌‍​‍​‍​ ‍‍​‍​‍‌‍‍​‌ ‌​‌ ‌​‌ ​​‌ ​ ​‍ ​‍ ‌‍‌‍‌‍ ‌ ​‍‌ ​ ‌‍‌‌‌ ‌​‌‍‍‌​‍ ‌‌‍‍‌‌ ​ ‌‍ ​‌‍​‌‌‍ ‍‌‍‌​‌ ​ ​‍ ‍‌ ‌‍‌‍‌‌‌ ​‍‌‍​ ‌‍‌‌‌‍ ​​‍ ‍‌‍​‌‌ ​​‌ ​​​‍ ‌ ​ ‌ ‌​‌ ‌‌‌‍‌​‌‍‍‌‌‍ ​‍ ‌‍‍‌‌‍ ‍‌ ‌​‌‍‌‌‌‍ ‍‌ ‌​​‍ ‌‍‌‌‌‍‌​‌‍‍‌‌ ‌​​‍ ‌‍ ‌‌‍ ‌‍‌​‌‍‌‌​ ‌‌ ​​‌ ​‍‌‍‌‌‌ ​ ‌‍‌‌‌‍ ‍‌ ‌​‌‍​‌‌ ‌​‌‍‍‌‌‍ ‌‍ ‍​ ‍ ‌‍‍‌‌‍‌​​ ‌​ ‌ ​ ‌ ​ ‌‌​ ‌ ​ ‌​‌‍​‌​ ​ ​ ​ ​‍ ‌‌‍​ ​ ​ ​ ​‌‌‍‌‍​‍ ‌​ ‌​​ ‌​​ ‌‍‌‍​ ​‍ ‌‌‍​‍‌‍‌​​ ​​‌‍​ ​‍ ‌​ ​‌​ ​ ​ ‌​​ ​‌‌‍​‍‌‍​‌​ ‍‌​ ‌‍‌‍‌‍‌‍‌​​ ‍‌‌‍​‍​ ‍ ‌ ‌​‌ ‍‌‌ ​​‌‍‌‌​ ‌‌ ​ ‌ ​​‌‍‌‌‌‍‌‌‌‍​ ‌‍‍​​ ‍ ‌ ​​‌‍​‌‌ ‌​‌‍‍​​ ‌‌ ‌​‌‍‍‌‌ ‌​‌‍ ​‌‍‌‌​ ‌‍​‍‌‍​‌‌ ​ ‌‍‌‌‌‌‌‌‌ ​‍‌‍ ​​ ‌‌‍‍​‌ ‌​‌ ‌​‌ ​​‌ ​ ​‍‌‌​ ​‍‌​‌‍​‍‌‌​ ​‍‌​‌‍‌‍‌‍‌‍ ‌ ​‍‌ ​ ‌‍‌‌‌ ‌​‌‍‍‌​‍ ‌‌‍‍‌‌ ​ ‌‍ ​‌‍​‌‌‍ ‍‌‍‌​‌ ​ ​‍ ‍‌ ‌‍‌‍‌‌‌ ​‍‌‍​ ‌‍‌‌‌‍ ​​‍ ‍‌‍​‌‌ ​​‌ ​​​‍‌‌​ ​‍‌​‌‍‌ ​ ‌ ‌​‌ ‌‌‌‍‌​‌‍‍‌‌‍ ​‍‌‍‌‍‍‌‌‍‌​​ ‌​ ‌ ​ ‌ ​ ‌‌​ ‌ ​ ‌​‌‍​‌​ ​ ​ ​ ​‍ ‌‌‍​ ​ ​ ​ ​‌‌‍‌‍​‍ ‌​ ‌​​ ‌​​ ‌‍‌‍​ ​‍ ‌‌‍​‍‌‍‌​​ ​​‌‍​ ​‍ ‌​ ​‌​ ​ ​ ‌​​ ​‌‌‍​‍‌‍​‌​ ‍‌​ ‌‍‌‍‌‍‌‍‌​​ ‍‌‌‍​‍​‍‌‍‌ ‌​‌ ‍‌‌ ​​‌‍‌‌​ ‌‌ ​ ‌ ​​‌‍‌‌‌‍‌‌‌‍​ ‌‍‍​​‍‌‍‌ ​​‌‍​‌‌ ‌​‌‍‍​​ ‌‌ ‌​‌‍‍‌‌ ‌​‌‍ ​‌‍‌‌​‍‌‍‌ ​​‌‍‌‌‌ ​‍‌ ​ ‌ ​​‌‍‌‌‌‍​ ‌ ‌​‌‍‍‌‌ ‌‍‌‍‌‌​ ‌‌ ​​‌ ‌‌‌‍​‍‌‍ ​‌‍‍‌‌ ​ ‌‍‍​‌‍‌‌‌‍‌​​‍​‍‌ ‌